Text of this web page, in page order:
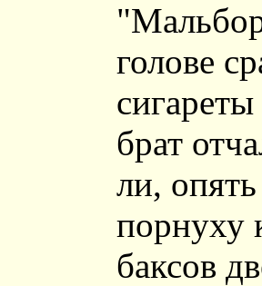
голове
брат
ли,
порнуху
баксов